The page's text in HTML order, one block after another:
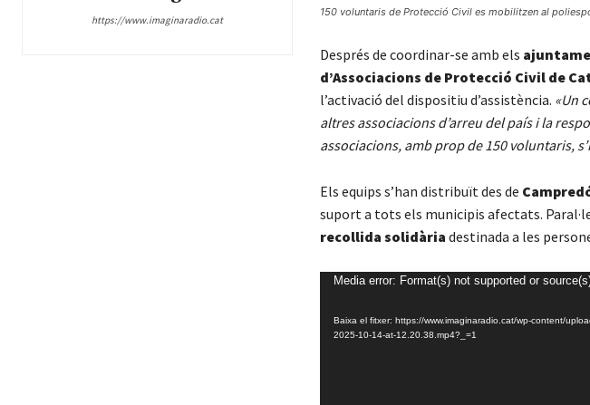
https://www.imaginaradio.cat
150 voluntaris de Protecció Civil es mobilitzen al
Després de coordinar-se amb els
d’Associacions de Protecció Civil de
l’activació del dispositiu d’assistència. «Un
altres associacions d’arreu del país i la
associacions, amb prop de 150 voluntaris,
Els equips s’han distribuït des de
suport a tots els municipis afectats.
recollida solidària destinada a les
Media error: Format(s) not supported or
Baixa el fitxer: https://www.imaginaradio.cat/wp-content/
2025-10-14-at-12.20.38.mp4?_=1